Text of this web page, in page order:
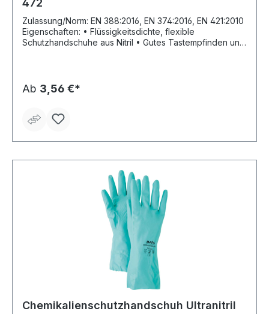
472
Zulassung/Norm: EN 388:2016, EN 374:2016, EN 421:2010
Eigenschaften: • Flüssigkeitsdichte, flexible
Schutzhandschuhe aus Nitril • Gutes Tastempfinden und
Produkts • Außenseite gekörnt • Zugelassen für
Lebensmittelkontakt Anwendungsbereiche:
Schreiner Material: Nitril Länge: 310 mm Stärke: 0,2 mm
Ab 3,56 €*
Chemikalienschutzhandschuh Ultranitril